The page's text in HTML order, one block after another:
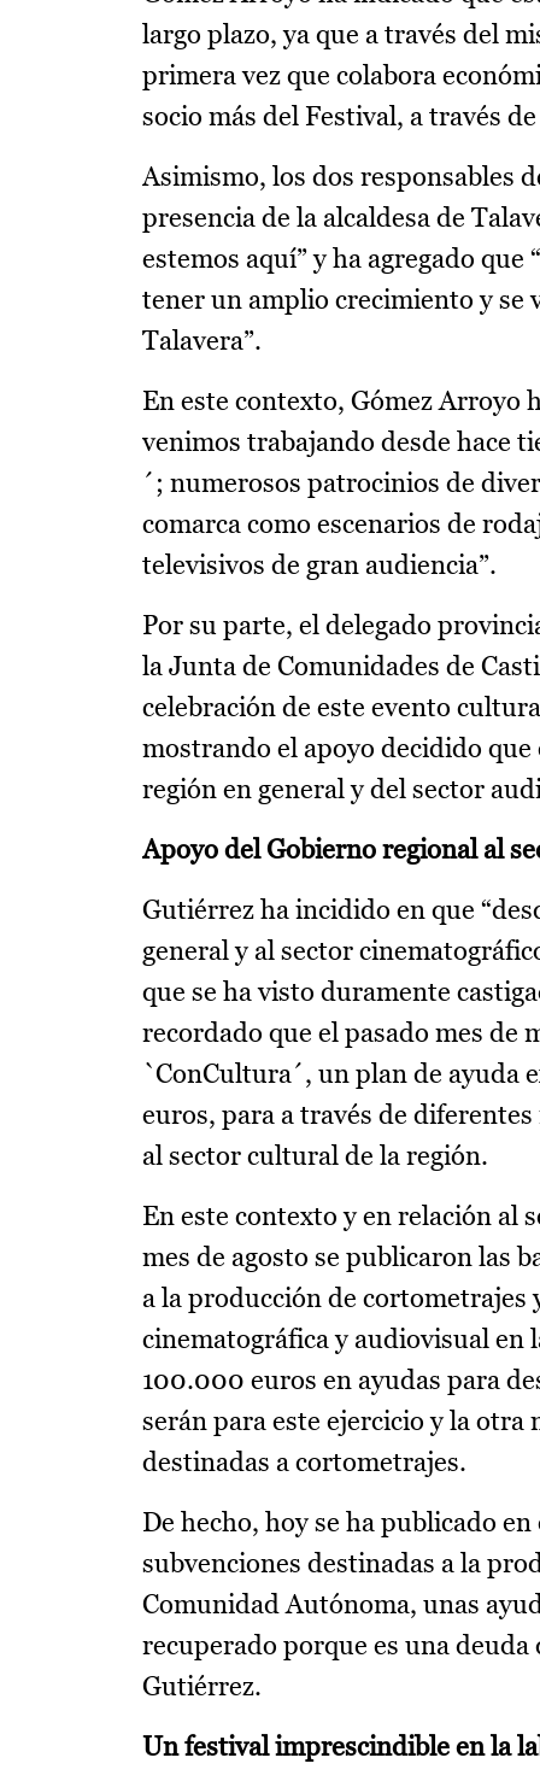
largo plazo, ya que a través del
primera vez que colabora
socio más del Festival, a través
Asimismo, los dos responsables
presencia de la alcaldesa de
estemos aquí” y ha agregado
tener un amplio crecimiento y se
Talavera”.
En este contexto, Gómez Arroyo
venimos trabajando desde hace
´; numerosos patrocinios de
comarca como escenarios de
televisivos de gran audiencia”.
Por su parte, el delegado
la Junta de Comunidades de
celebración de este evento
mostrando el apoyo decidido
región en general y del sector
Apoyo del Gobierno regional al
Gutiérrez ha incidido en que
general y al sector
que se ha visto duramente
recordado que el pasado mes de
`ConCultura´, un plan de ayuda
euros, para a través de
al sector cultural de la región.
En este contexto y en relación al
mes de agosto se publicaron las
a la producción de cortometrajes
cinematográfica y audiovisual
100.000 euros en ayudas para
serán para este ejercicio y la
destinadas a cortometrajes.
De hecho, hoy se ha publicado
subvenciones destinadas a la
Comunidad Autónoma, unas
recuperado porque es una
Gutiérrez.
Un festival imprescindible en la